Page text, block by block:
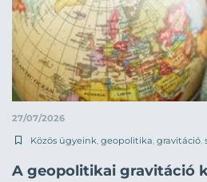
27/07/2026
Közös ügyeink geopolitika gravitáció
A geopolitikai gravitáció